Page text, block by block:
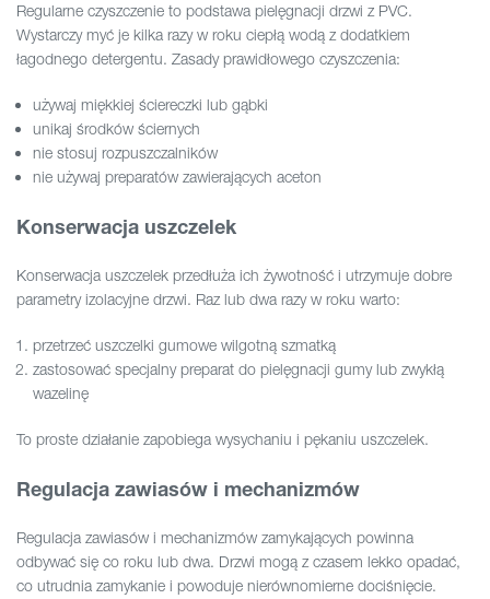
Regularne czyszczenie to podstawa pielęgnacji drzwi z PVC.
Wystarczy myć je kilka razy w roku ciepłą wodą z dodatkiem
łagodnego detergentu. Zasady prawidłowego czyszczenia:
używaj miękkiej ściereczki lub gąbki
unikaj środków ściernych
nie stosuj rozpuszczalników
nie używaj preparatów zawierających aceton
Konserwacja uszczelek
Konserwacja uszczelek przedłuża ich żywotność i utrzymuje dobre
parametry izolacyjne drzwi. Raz lub dwa razy w roku warto:
przetrzeć uszczelki gumowe wilgotną szmatką
zastosować specjalny preparat do pielęgnacji gumy lub zwykłą
wazelinę
To proste działanie zapobiega wysychaniu i pękaniu uszczelek.
Regulacja zawiasów i mechanizmów
Regulacja zawiasów i mechanizmów zamykających powinna
odbywać się co roku lub dwa. Drzwi mogą z czasem lekko opadać,
co utrudnia zamykanie i powoduje nierównomierne dociśnięcie.